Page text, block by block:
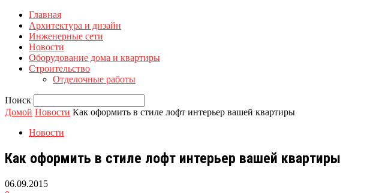
Главная
Архитектура и дизайн
Инженерные сети
Новости
Оборудование дома и квартиры
Строительство
Отделочные работы
Поиск
Домой Новости Как оформить в стиле лофт интерьер вашей квартиры
Новости
Как оформить в стиле лофт интерьер вашей квартиры
06.09.2015